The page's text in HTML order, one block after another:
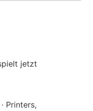
jetzt
Printers,